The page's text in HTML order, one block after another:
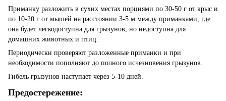
Приманку разложить в сухих местах порциями по 30-50 г от крыс и
по 10-20 г от мышей на расстоянии 3-5 м между приманками, где
она будет легкодоступна для грызунов, но недоступна для
домашних животных и птиц.
Периодически проверяют разложенные приманки и при
необходимости пополняют до полного исчезновения грызунов.
Гибель грызунов наступает через 5-10 дней.
Предостережение: